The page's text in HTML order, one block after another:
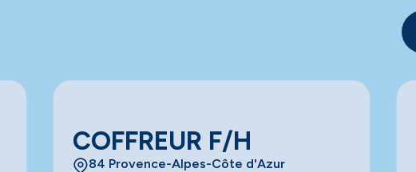
COFFREUR F/H
84 Provence-Alpes-Côte d'Azur